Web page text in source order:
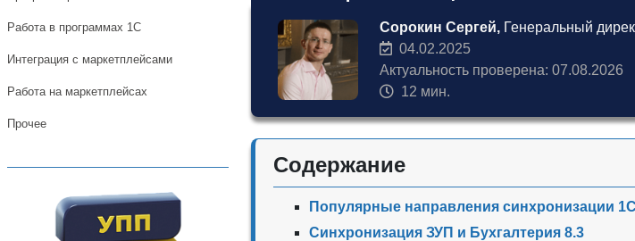
Работа в программах 1С
Интеграция с маркетплейсами
Работа на маркетплейсах
Прочее
Сорокин Сергей, Генеральный
04.02.2025
Актуальность проверена: 07.08.2026
12 мин.
Содержание
Популярные направления синхронизации
Синхронизация ЗУП и Бухгалтерия 8.3